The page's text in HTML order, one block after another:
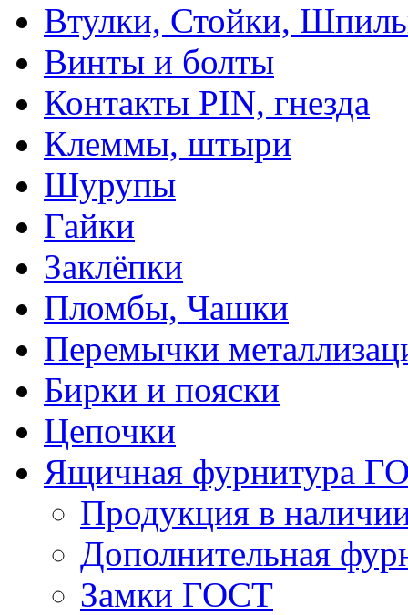
Втулки, Стойки,
Винты и болты
Контакты PIN, гнезда
Клеммы, штыри
Шурупы
Гайки
Заклёпки
Пломбы, Чашки
Перемычки
Бирки и пояски
Цепочки
Ящичная фурнитура
Продукция в
Дополнительная
Замки ГОСТ